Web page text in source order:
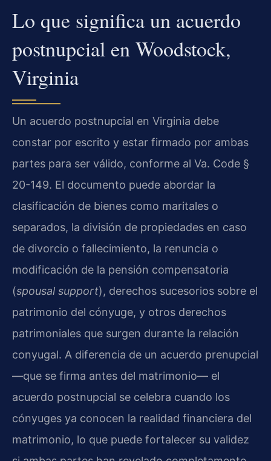
Lo que significa un acuerdo
postnupcial en Woodstock,
Virginia
Un acuerdo postnupcial en Virginia debe
constar por escrito y estar firmado por ambas
partes para ser válido, conforme al Va. Code §
20-149. El documento puede abordar la
clasificación de bienes como maritales o
separados, la división de propiedades en caso
de divorcio o fallecimiento, la renuncia o
modificación de la pensión compensatoria
(spousal support), derechos sucesorios sobre el
patrimonio del cónyuge, y otros derechos
patrimoniales que surgen durante la relación
conyugal. A diferencia de un acuerdo prenupcial
—que se firma antes del matrimonio— el
acuerdo postnupcial se celebra cuando los
cónyuges ya conocen la realidad financiera del
matrimonio, lo que puede fortalecer su validez